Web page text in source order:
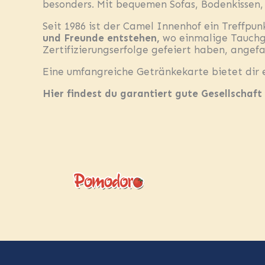
besonders. Mit bequemen Sofas,
Seit 1986 ist der Camel Innenhof ein
und Freunde entstehen, wo einmalige
Zertifizierungserfolge gefeiert haben,
Eine umfangreiche Getränkekarte bietet dir
Hier findest du garantiert gute